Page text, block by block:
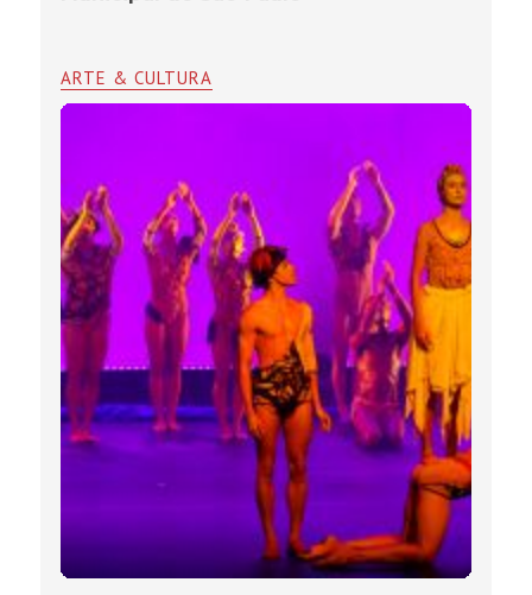
ARTE & CULTURA